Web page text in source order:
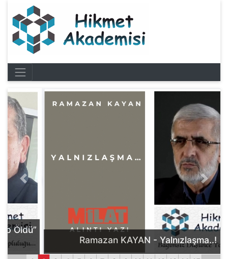
Ramazan KAYAN - Yalnızlaşma..!
Previous Next